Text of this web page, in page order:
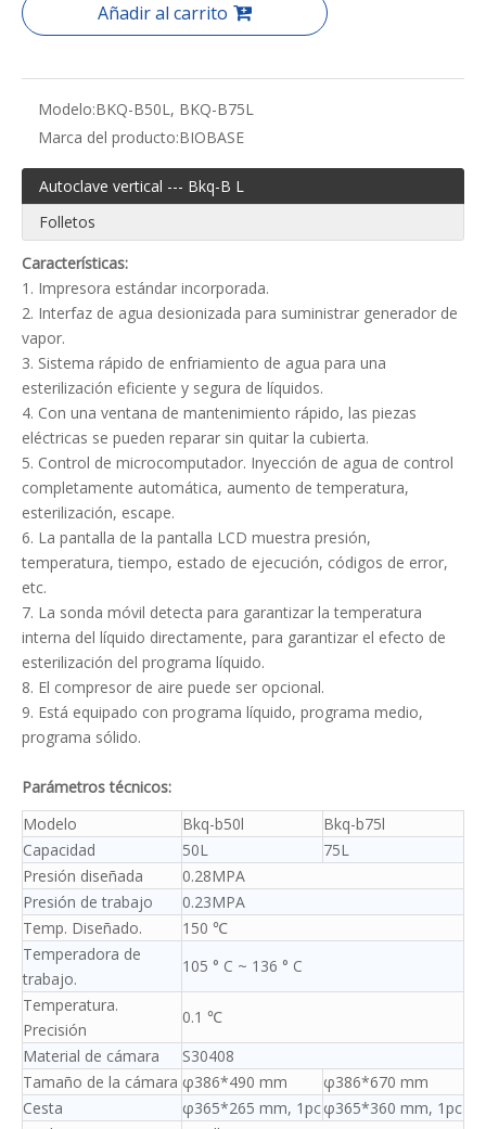
Añadir al carrito
Modelo:BKQ-B50L, BKQ-B75L
Marca del producto:BIOBASE
Autoclave vertical --- Bkq-B L
Folletos
Características:
1. Impresora estándar incorporada.
2. Interfaz de agua desionizada para suministrar generador de
vapor.
3. Sistema rápido de enfriamiento de agua para una
esterilización eficiente y segura de líquidos.
4. Con una ventana de mantenimiento rápido, las piezas
eléctricas se pueden reparar sin quitar la cubierta.
5. Control de microcomputador. Inyección de agua de control
completamente automática, aumento de temperatura,
esterilización, escape.
6. La pantalla de la pantalla LCD muestra presión,
temperatura, tiempo, estado de ejecución, códigos de error,
etc.
7. La sonda móvil detecta para garantizar la temperatura
interna del líquido directamente, para garantizar el efecto de
esterilización del programa líquido.
8. El compresor de aire puede ser opcional.
9. Está equipado con programa líquido, programa medio,
programa sólido.
Parámetros técnicos:
Modelo
Bkq-b50l
Bkq-b75l
Capacidad
50L
75L
Presión diseñada
0.28MPA
Presión de trabajo
0.23MPA
Temp. Diseñado.
150 ℃
Temperadora de
trabajo.
105 ° C ~ 136 ° C
Temperatura.
Precisión
0.1 ℃
Material de cámara
S30408
Tamaño de la cámara φ386*490 mm
φ386*670 mm
Cesta
φ365*265 mm, 1pcφ365*360 mm, 1pc